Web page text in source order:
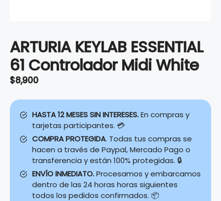
ARTURIA KEYLAB ESSENTIAL
61 Controlador Midi White
$8,900
HASTA 12 MESES SIN INTERESES.En compras y
tarjetas participantes. 💳
COMPRA PROTEGIDA. Todas tus compras se
hacen a través de Paypal, Mercado Pago o
transferencia y están 100% protegidas. 🔒
ENVÍO INMEDIATO.Procesamos y embarcamos
dentro de las 24 horas horas siguientes
todos los pedidos confirmados. 📦